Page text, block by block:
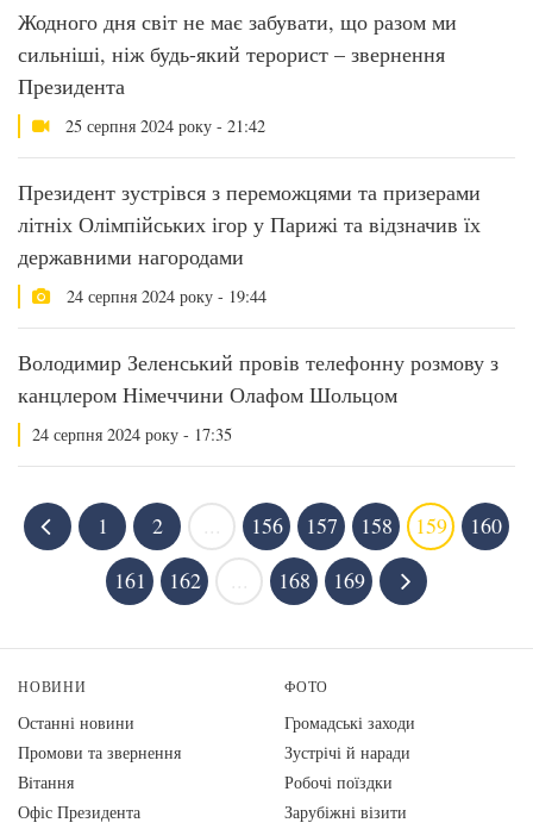
Жодного дня світ не має забувати, що разом ми
сильніші, ніж будь-який терорист – звернення
Президента
25 серпня 2024 року - 21:42
Президент зустрівся з переможцями та призерами
літніх Олімпійських ігор у Парижі та відзначив їх
державними нагородами
24 серпня 2024 року - 19:44
Володимир Зеленський провів телефонну розмову з
канцлером Німеччини Олафом Шольцом
24 серпня 2024 року - 17:35
1 2 156 157 158 159
160
161
162 168 169
НОВИНИ
Останні новини
Промови та звернення
Вiтання
Офіс Президента
ФОТО
Громадські заходи
Зустрічі й наради
Робочі поїздки
Зарубіжні візити